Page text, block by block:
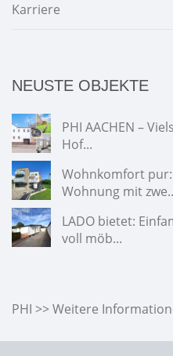
Karriere
NEUSTE OBJEKTE
PHI AACHEN –
Hof...
Wohnkomfort
Wohnung mit
LADO bietet:
voll möb...
PHI >> Weitere